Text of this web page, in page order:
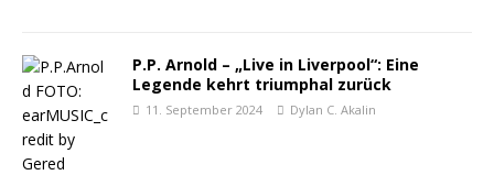
P.P. Arnold – „Live in Liverpool“: Eine
Legende kehrt triumphal zurück
11. September 2024 Dylan C. Akalin